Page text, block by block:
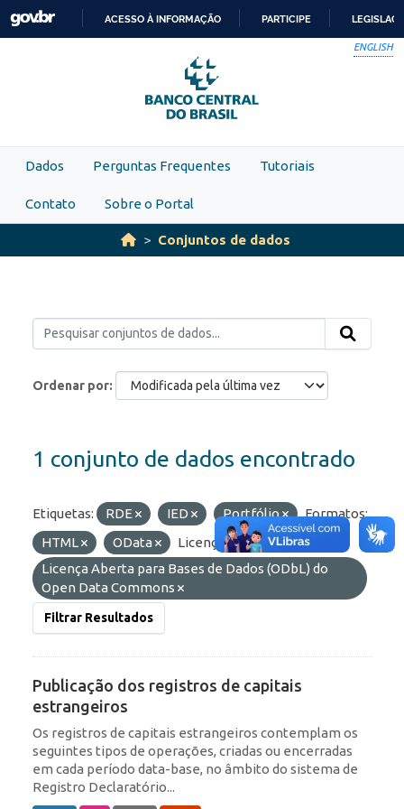
Skip to main content
PARA
O
CONTEÚDO
ACESSO À INFORMAÇÃO PARTICIPE
ENGLISH
Dados Perguntas Frequentes Tutoriais
Contato Sobre o Portal
Conjuntos de dados
Ordenar por
1 conjunto de dados encontrado
Etiquetas: RDE IED Portfólio
Formatos:
HTML
OData
Licenças:
Licença Aberta para Bases de Dados (ODbL) do
Open Data Commons
Filtrar Resultados
Publicação dos registros de capitais
estrangeiros
Os registros de capitais estrangeiros contemplam os
seguintes tipos de operações, criadas ou encerradas
em cada período data-base, no âmbito do sistema de
Registro Declaratório...